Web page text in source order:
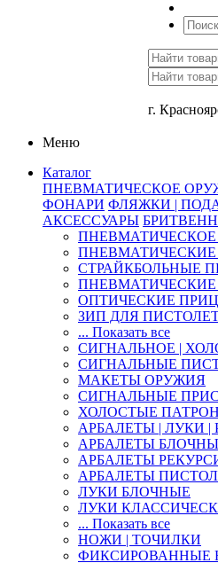
г.
Меню
Каталог
ПНЕВМАТИЧЕСКОЕ
ФОНАРИ ФЛЯЖКИ |
АКСЕССУАРЫ
СТРАЙКБОЛЬНЫЕ
ОПТИЧЕСКИЕ
ЗИП ДЛЯ
... Показать все
СИГНАЛЬНОЕ |
СИГНАЛЬНЫЕ
МАКЕТЫ ОРУЖИЯ
СИГНАЛЬНЫЕ
ХОЛОСТЫЕ
АРБАЛЕТЫ | ЛУКИ |
АРБАЛЕТЫ
АРБАЛЕТЫ
АРБАЛЕТЫ
ЛУКИ БЛОЧНЫЕ
ЛУКИ
... Показать все
НОЖИ | ТОЧИЛКИ
ФИКСИРОВАННЫЕ